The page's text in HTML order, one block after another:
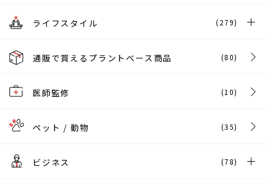
ライフスタイル (279)
通販で買えるプラントベース商品 (80)
医師監修 (10)
ペット / 動物 (35)
ビジネス (78)